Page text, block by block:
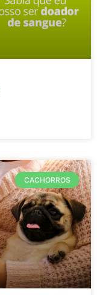
CACHORROS